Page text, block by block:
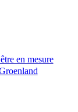
en mesure